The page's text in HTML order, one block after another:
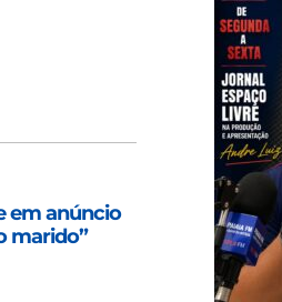
em anúncio
marido”